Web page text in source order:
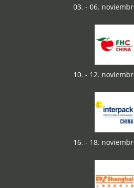
03. - 06.
10. - 12.
16. - 18.